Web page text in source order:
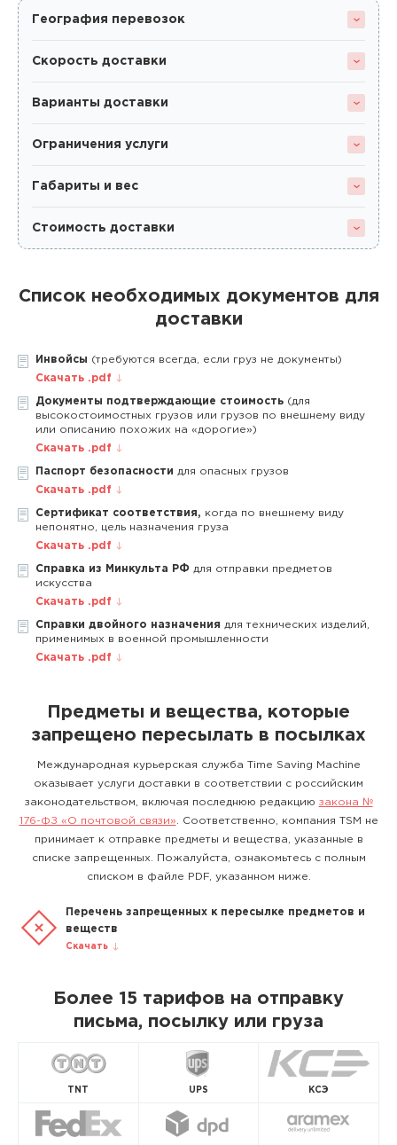
География перевозок
Скорость доставки
Варианты доставки
Ограничения услуги
Габариты и вес
Стоимость доставки
Список необходимых документов для
доставки
Инвойсы (требуются всегда, если груз не документы)
Скачать .pdf
Документы подтверждающие стоимость (для
высокостоимостных грузов или грузов по внешнему виду
или описанию похожих на «дорогие»)
Скачать .pdf
Паспорт безопасности для опасных грузов
Скачать .pdf
Сертификат соответствия, когда по внешнему виду
непонятно, цель назначения груза
Скачать .pdf
Справка из Минкульта РФ для отправки предметов
искусства
Скачать .pdf
Справки двойного назначения для технических изделий,
применимых в военной промышленности
Скачать .pdf
Предметы и вещества, которые
запрещено пересылать в посылках
Международная курьерская служба Time Saving Machine
оказывает услуги доставки в соответствии с российским
законодательством, включая последнюю редакцию закона №
176-ФЗ «О почтовой связи» . Соответственно, компания TSM не
принимает к отправке предметы и вещества, указанные в
списке запрещенных. Пожалуйста, ознакомьтесь с полным
списком в файле PDF, указанном ниже.
Перечень запрещенных к пересылке предметов и
веществ
Скачать
Более 15 тарифов на отправку
письма, посылку или груза
TNT UPS КСЭ